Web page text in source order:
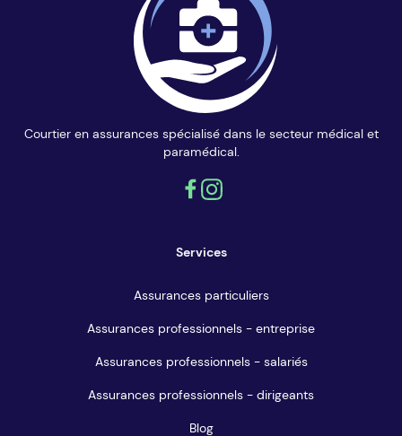
Courtier en assurances spécialisé dans le secteur médical et
paramédical.
Services
Assurances particuliers
Assurances professionnels - entreprise
Assurances professionnels - salariés
Assurances professionnels - dirigeants
Blog